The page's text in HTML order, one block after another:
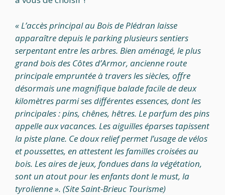
« L’accès principal au Bois de Plédran laisse
apparaître depuis le parking plusieurs sentiers
serpentant entre les arbres. Bien aménagé, le plus
grand bois des Côtes d’Armor, ancienne route
principale empruntée à travers les siècles, offre
désormais une magnifique balade facile de deux
kilomètres parmi ses différentes essences, dont les
principales : pins, chênes, hêtres. Le parfum des pins
appelle aux vacances. Les aiguilles éparses tapissent
la piste plane. Ce doux relief permet l’usage de vélos
et poussettes, en attestent les familles croisées au
bois. Les aires de jeux, fondues dans la végétation,
sont un atout pour les enfants dont le must, la
tyrolienne ». (Site Saint-Brieuc Tourisme)